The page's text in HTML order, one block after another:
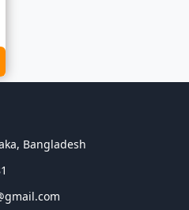
Bangladesh